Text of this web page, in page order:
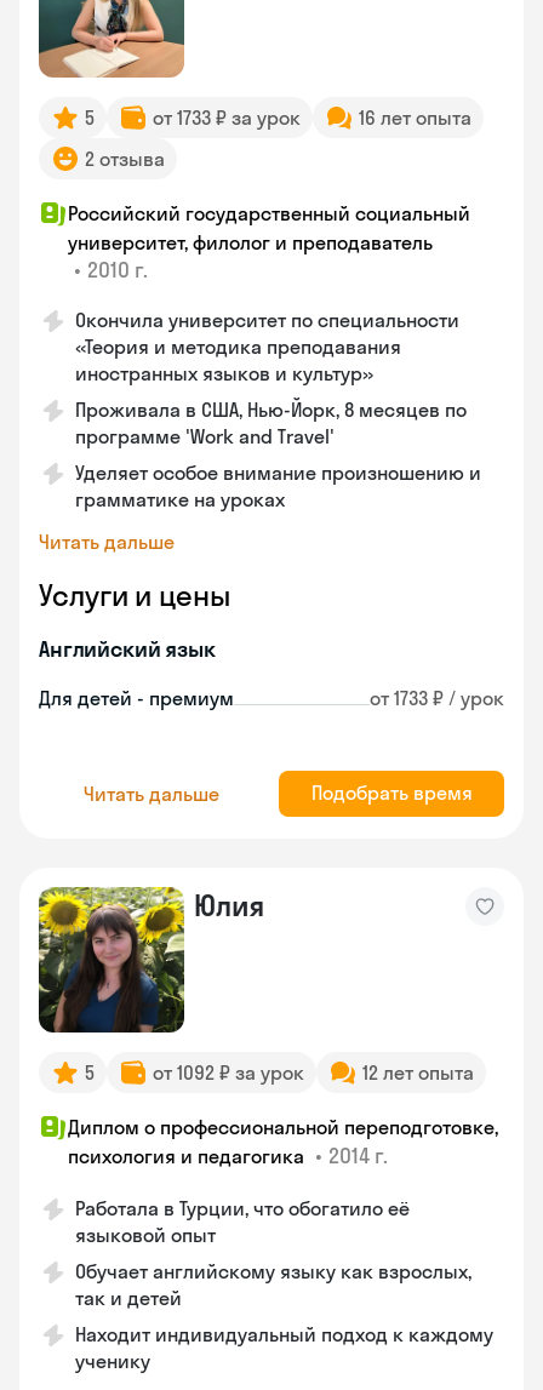
5 от 1733 ₽ за урок
16 лет опыта
2 отзыва
Российский государственный социальный
университет, филолог и преподаватель
• 2010 г.
Окончила университет по специальности
«Теория и методика преподавания
иностранных языков и культур»
Проживала в США, Нью-Йорк, 8 месяцев по
программе 'Work and Travel'
Уделяет особое внимание произношению и
грамматике на уроках
Читать дальше
Услуги и цены
Английский язык
Для детей - премиум от 1733 ₽ / урок
Читать дальше Подобрать время
Юлия
5 от 1092 ₽ за урок 12 лет опыта
Диплом о профессиональной переподготовке,
психология и педагогика • 2014 г.
Работала в Турции, что обогатило её
языковой опыт
Обучает английскому языку как взрослых,
так и детей
Находит индивидуальный подход к каждому
ученику